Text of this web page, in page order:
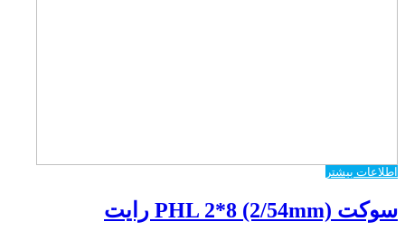
اطلاعات بیشتر
سوکت PHL 2*8 (2/54mm) رایت